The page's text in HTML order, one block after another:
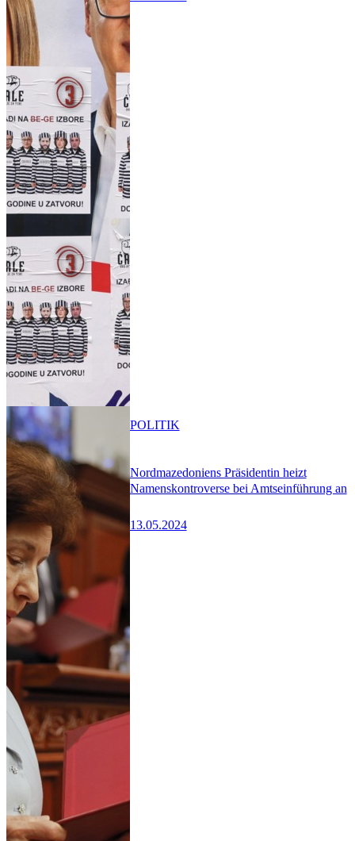
Nordmazedoniens Präsidentin heizt
Namenskontroverse bei Amtseinführung an
13.05.2024
POLITIK